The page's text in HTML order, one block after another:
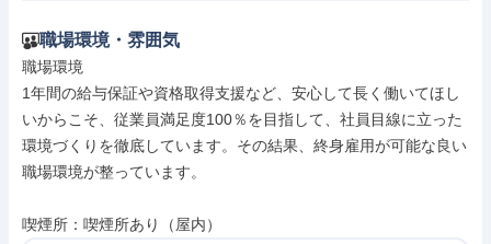
職場環境・雰囲気
職場環境
1年間の給与保証や資格取得支援など、安心して長く働いてほし
いからこそ、従業員満足度100％を目指して、社員目線に立った
環境づくりを徹底しています。その結果、終身雇用が可能な良い
職場環境が整っています。
喫煙所：喫煙所あり（屋内）